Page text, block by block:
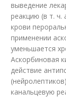
выведение
реакцию (в т. ч.
крови
применении
уменьшается
Аскорбиновая
действие
канальцевую